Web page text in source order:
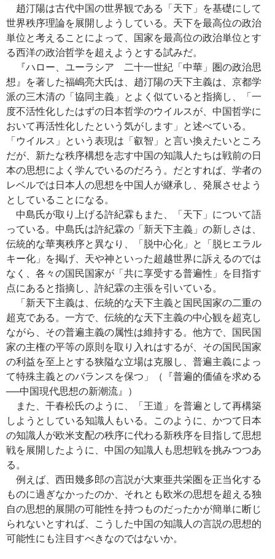
趙汀陽は古代中国の世界観である「天下」を基礎にして
世界秩序理論を展開しようしている。天下を最高位の政治
単位と考えることによって、国家を最高位の政治単位とす
る西洋の政治哲学を超えようとする試みだ。
『ハロー、ユーラシア 二十一世紀「中華」圏の政治思
想』を著した福嶋亮大氏は、趙汀陽の天下主義は、京都学
派の三木清の「協同主義」とよく似ていると指摘し、「一
度不活性化したはずの日本哲学のウイルスが、中国哲学に
おいて再活性化したという気がします」と述べている。
「ウイルス」という表現は「叡智」と言い換えたいところ
だが、新たな秩序構想を志す中国の知識人たちは戦前の日
本の思想によく学んでいるのだろう。だとすれば、学者の
レベルでは日本人の思想を中国人が継承し、発展させよう
としていることになる。
中島氏が取り上げる許紀霖もまた、「天下」について語
っている。中島氏は許紀霖の「新天下主義」の新しさは、
伝統的な華夷秩序と異なり、「脱中心化」と「脱ヒエラル
キー化」を掲げ、天や神といった超越世界に訴えるのでは
なく、各々の国民国家が「共に享受する普遍性」を目指す
点にあると指摘し、許紀霖の主張を引いている。
「新天下主義は、伝統的な天下主義と国民国家の二重の
超克である。一方で、伝統的な天下主義の中心観を超克し
ながら、その普遍主義の属性は維持する。他方で、国民国
家の主権の平等の原則を取り入れはするが、その国民国家
の利益を至上とする狭隘な立場は克服し、普遍主義によっ
て特殊主義とのバランスを保つ」（『普遍的価値を求める
──中国現代思想の新潮流』）
また、干春松氏のように、「王道」を普遍として再構築
しようとしている知識人もいる。このように、かつて日本
の知識人が欧米支配の秩序に代わる新秩序を目指して思想
戦を展開したように、中国の知識人も思想戦を挑みつつあ
る。
例えば、西田幾多郎の言説が大東亜共栄圏を正当化する
ものに過ぎなかったのか、それとも欧米の思想を超える独
自の思想的展開の可能性を持つものだったかが簡単に断じ
られないとすれば、こうした中国の知識人の言説の思想的
可能性にも注目すべきなのではないか。